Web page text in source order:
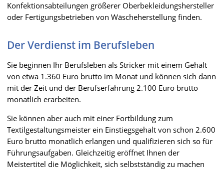
Konfektionsabteilungen größerer Oberbekleidungshersteller
oder Fertigungsbetrieben von Wäscheherstellung finden.
Der Verdienst im Berufsleben
Sie beginnen Ihr Berufsleben als Stricker mit einem Gehalt
von etwa 1.360 Euro brutto im Monat und können sich dann
mit der Zeit und der Berufserfahrung 2.100 Euro brutto
monatlich erarbeiten.
Sie können aber auch mit einer Fortbildung zum
Textilgestaltungsmeister ein Einstiegsgehalt von schon 2.600
Euro brutto monatlich erlangen und qualifizieren sich so für
Führungsaufgaben. Gleichzeitig eröffnet Ihnen der
Meistertitel die Möglichkeit, sich selbstständig zu machen